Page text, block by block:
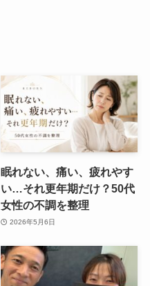
眠れない、痛い、疲れやす
い…それ更年期だけ？50代
女性の不調を整理
2026年5月6日